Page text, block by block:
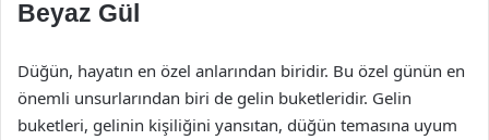
Beyaz Gül
Düğün, hayatın en özel anlarından biridir. Bu özel günün en
önemli unsurlarından biri de gelin buketleridir. Gelin
buketleri, gelinin kişiliğini yansıtan, düğün temasına uyum